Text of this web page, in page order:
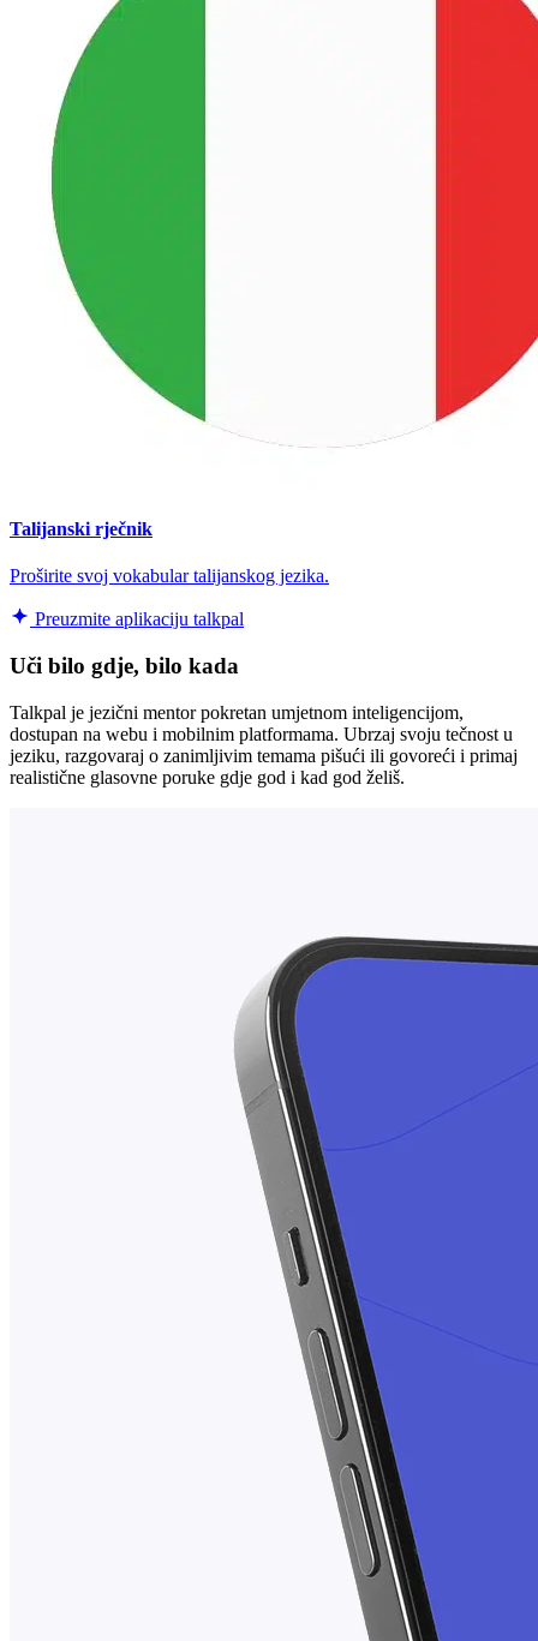
Talijanski rječnik
Proširite svoj vokabular talijanskog jezika.
Preuzmite aplikaciju talkpal
Uči bilo gdje, bilo kada
Talkpal je jezični mentor pokretan umjetnom inteligencijom,
dostupan na webu i mobilnim platformama. Ubrzaj svoju tečnost u
jeziku, razgovaraj o zanimljivim temama pišući ili govoreći i primaj
realistične glasovne poruke gdje god i kad god želiš.